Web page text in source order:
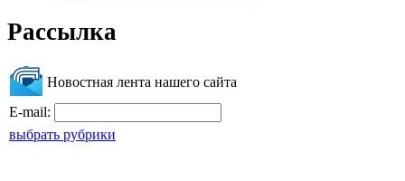
Рассылка
Новостная лента нашего сайта
E-mail:
выбрать рубрики